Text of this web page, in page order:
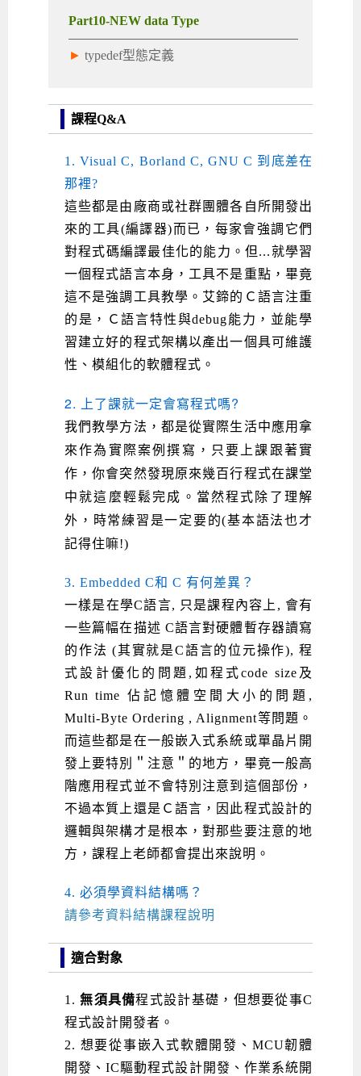
Part10-NEW data Type
► typedef型態定義
課程Q&A
1. Visual C, Borland C, GNU C 到底差在
那裡?
這些都是由廠商或社群團體各自所開發出
來的工具(編譯器)而已，每家會強調它們
對程式碼編譯最佳化的能力。但...就學習
一個程式語言本身，工具不是重點，畢竟
這不是強調工具教學。艾鍗的Ｃ語言注重
的是，Ｃ語言特性與debug能力，並能學
習建立好的程式架構以產出一個具可維護
性、模組化的軟體程式。
2. 上了課就一定會寫程式嗎?
我們教學方法，都是從實際生活中應用拿
來作為實際案例撰寫，只要上課跟著實
作，你會突然發現原來幾百行程式在課堂
中就這麼輕鬆完成。當然程式除了理解
外，時常練習是一定要的(基本語法也才
記得住嘛!)
3. Embedded C和 C 有何差異？
一樣是在學C語言, 只是課程內容上, 會有
一些篇幅在描述 C語言對硬體暫存器讀寫
的作法 (其實就是C語言的位元操作), 程
式設計優化的問題,如程式code size及
Run time 佔記憶體空間大小的問題,
Multi-Byte Ordering , Alignment等問題。
而這些都是在一般嵌入式系統或單晶片開
發上要特別＂注意＂的地方，畢竟一般高
階應用程式並不會特別注意到這個部份，
不過本質上還是Ｃ語言，因此程式設計的
邏輯與架構才是根本，對那些要注意的地
方，課程上老師都會提出來說明。
4. 必須學資料結構嗎？
請參考資料結構課程說明
適合對象
1. 無須具備程式設計基礎，但想要從事C
程式設計開發者。
2. 想要從事嵌入式軟體開發、MCU韌體
開發 、IC驅動程式設計開發、作業系統開